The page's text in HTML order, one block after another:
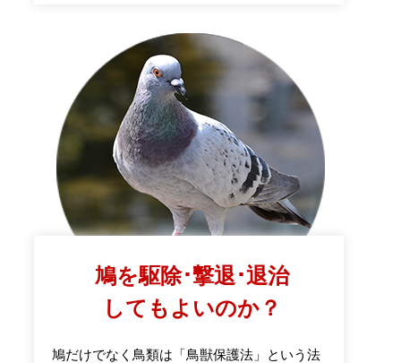
鳩を駆除･撃退･退治
してもよいのか？
鳩だけでなく鳥類は「鳥獣保護法」という法